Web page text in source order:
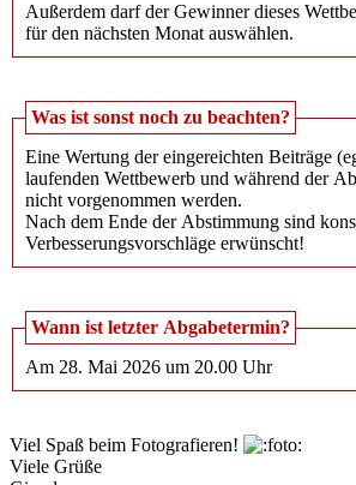
Außerdem darf der Gewinner dieses
für den nächsten Monat auswählen.
Was ist sonst noch zu beachten?
Eine Wertung der eingereichten Beiträge
laufenden Wettbewerb und während der
nicht vorgenommen werden.
Nach dem Ende der Abstimmung sind
Verbesserungsvorschläge erwünscht!
Wann ist letzter Abgabetermin?
Am 28. Mai 2026 um 20.00 Uhr
Viel Spaß beim Fotografieren!
Viele Grüße